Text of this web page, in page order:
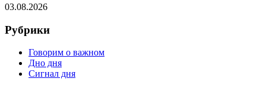
03.08.2026
Рубрики
Говорим о важном
Дно дня
Сигнал дня